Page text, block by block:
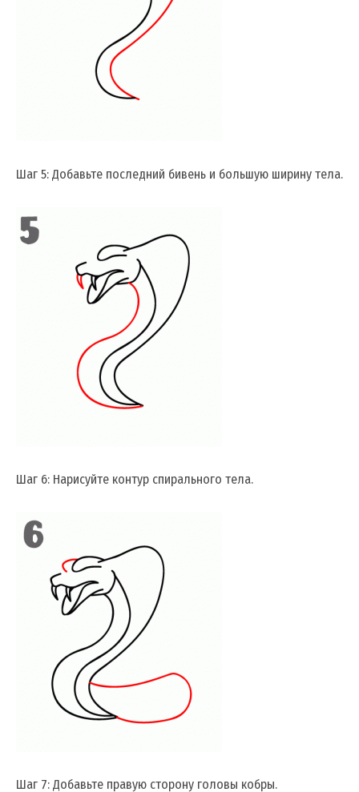
Шаг 5: Добавьте последний бивень и большую ширину тела.
Шаг 6: Нарисуйте контур спирального тела.
Шаг 7: Добавьте правую сторону головы кобры.